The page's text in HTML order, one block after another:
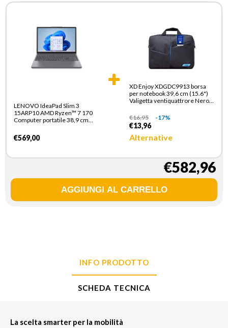
LENOVO IdeaPad Slim 3
15ARP10 AMD Ryzen™ 7 170
Computer portatile 38,9 cm
SDRAM 512 GB SSD Wi-Fi 6
(802.11ax) Windows 11 Home
€569,00
XD Enjoy XDGDC9913 borsa
per notebook 39,6 cm (15.6")
Valigetta ventiquattrore Nero,
€16,95 -17%
€13,96
Alternative
€582,96
INFO PRODOTTO
SCHEDA TECNICA
La scelta smarter per la mobilità